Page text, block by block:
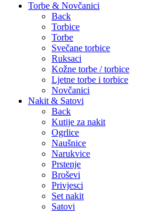
Torbe & Novčanici
Back
Torbice
Torbe
Svečane torbice
Ruksaci
Kožne torbe / torbice
Ljetne torbe i torbice
Novčanici
Nakit & Satovi
Back
Kutije za nakit
Ogrlice
Naušnice
Narukvice
Prstenje
Broševi
Privjesci
Set nakit
Satovi